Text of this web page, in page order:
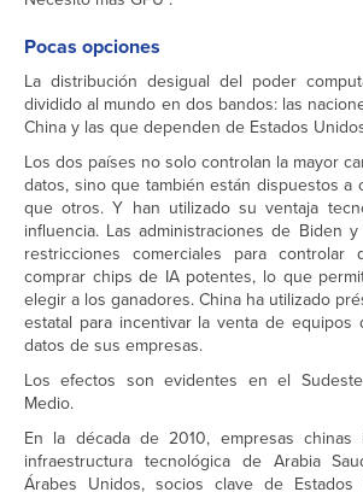
Pocas opciones
La distribución desigual del poder
dividido al mundo en dos bandos: las
China y las que dependen de Estados
Los dos países no solo controlan la mayor
datos, sino que también están dispuestos a
que otros. Y han utilizado su ventaja
influencia. Las administraciones de Biden
restricciones comerciales para controlar
comprar chips de IA potentes, lo que
elegir a los ganadores. China ha utilizado
estatal para incentivar la venta de
datos de sus empresas.
Los efectos son evidentes en el
Medio.
En la década de 2010, empresas chinas
infraestructura tecnológica de Arabia
Árabes Unidos, socios clave de Estados